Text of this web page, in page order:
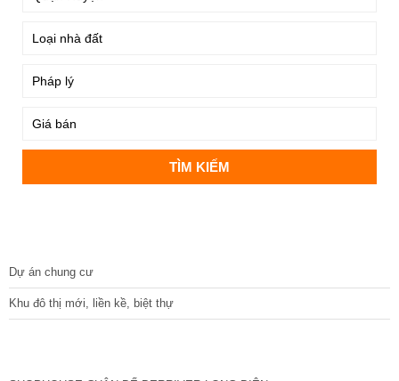
Dự án chung cư
Khu đô thị mới, liền kề, biệt thự